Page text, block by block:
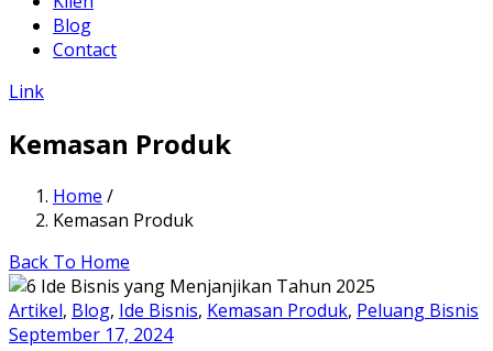
Blog
Contact
Link
Kemasan Produk
Home /
Kemasan Produk
Back To Home
Artikel, Blog, Ide Bisnis, Kemasan Produk, Peluang Bisnis
September 17, 2024